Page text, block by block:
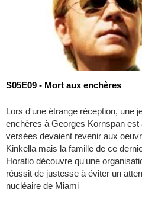
S05E09 - Mort aux enchères
Lors d'une étrange réception, une
enchères à Georges Kornspan
versées devaient revenir aux
Kinkella mais la famille de ce
Horatio découvre qu'une
réussit de justesse à éviter un
nucléaire de Miami